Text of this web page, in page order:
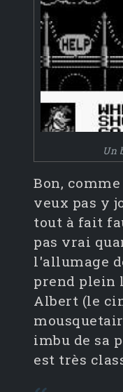
Un
Bon,
veux pas y
tout à fait
pas vrai
l'allumage
prend plein
Albert (le
imbu de sa
est très